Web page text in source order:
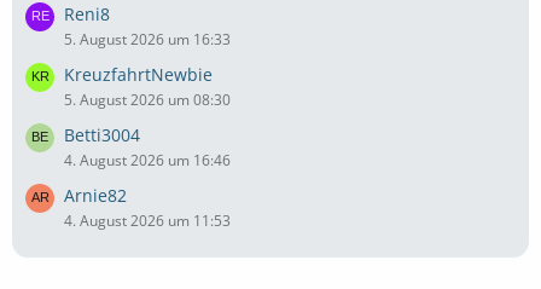
Reni8
5. August 2026 um 16:33
KreuzfahrtNewbie
5. August 2026 um 08:30
Betti3004
4. August 2026 um 16:46
Arnie82
4. August 2026 um 11:53